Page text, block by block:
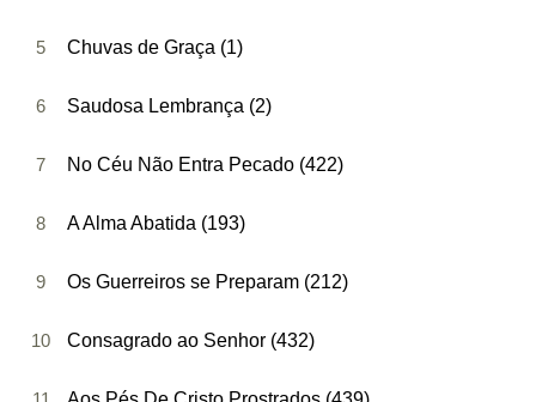
5 Chuvas de Graça (1)
6 Saudosa Lembrança (2)
7 No Céu Não Entra Pecado (422)
8 A Alma Abatida (193)
9 Os Guerreiros se Preparam (212)
10 Consagrado ao Senhor (432)